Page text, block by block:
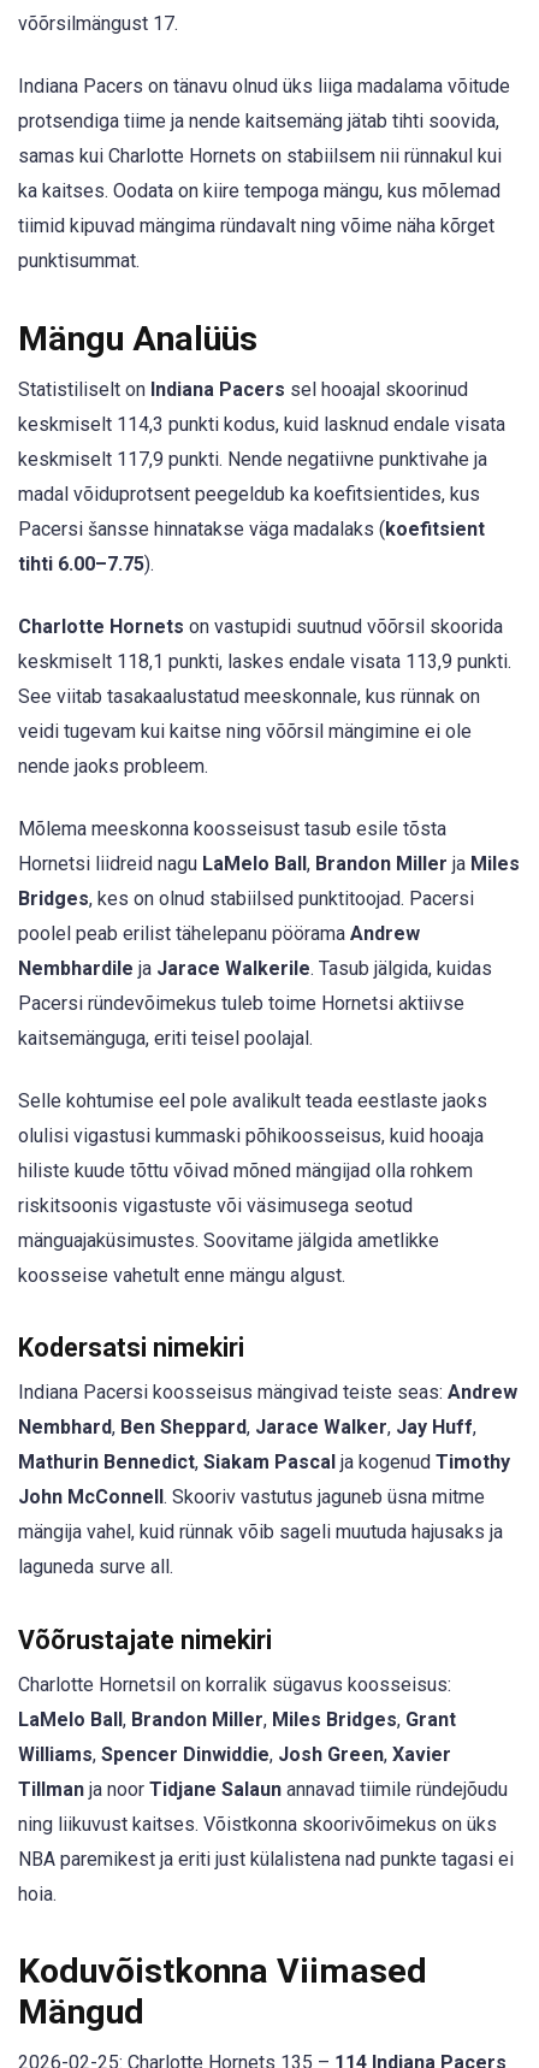
võõrsilmängust 17.
Indiana Pacers on tänavu olnud üks liiga madalama võitude
protsendiga tiime ja nende kaitsemäng jätab tihti soovida,
samas kui Charlotte Hornets on stabiilsem nii rünnakul kui
ka kaitses. Oodata on kiire tempoga mängu, kus mõlemad
tiimid kipuvad mängima ründavalt ning võime näha kõrget
punktisummat.
Mängu Analüüs
Statistiliselt on Indiana Pacers sel hooajal skoorinud
keskmiselt 114,3 punkti kodus, kuid lasknud endale visata
keskmiselt 117,9 punkti. Nende negatiivne punktivahe ja
madal võiduprotsent peegeldub ka koefitsientides, kus
Pacersi šansse hinnatakse väga madalaks (koefitsient
tihti 6.00–7.75).
Charlotte Hornets on vastupidi suutnud võõrsil skoorida
keskmiselt 118,1 punkti, laskes endale visata 113,9 punkti.
See viitab tasakaalustatud meeskonnale, kus rünnak on
veidi tugevam kui kaitse ning võõrsil mängimine ei ole
nende jaoks probleem.
Mõlema meeskonna koosseisust tasub esile tõsta
Hornetsi liidreid nagu LaMelo Ball, Brandon Miller ja Miles
Bridges, kes on olnud stabiilsed punktitoojad. Pacersi
poolel peab erilist tähelepanu pöörama Andrew
Nembhardile ja Jarace Walkerile. Tasub jälgida, kuidas
Pacersi ründevõimekus tuleb toime Hornetsi aktiivse
kaitsemänguga, eriti teisel poolajal.
Selle kohtumise eel pole avalikult teada eestlaste jaoks
olulisi vigastusi kummaski põhikoosseisus, kuid hooaja
hiliste kuude tõttu võivad mõned mängijad olla rohkem
riskitsoonis vigastuste või väsimusega seotud
mänguajaküsimustes. Soovitame jälgida ametlikke
koosseise vahetult enne mängu algust.
Kodersatsi nimekiri
Indiana Pacersi koosseisus mängivad teiste seas: Andrew
Nembhard, Ben Sheppard, Jarace Walker, Jay Huff,
Mathurin Bennedict, Siakam Pascal ja kogenud Timothy
John McConnell . Skooriv vastutus jaguneb üsna mitme
mängija vahel, kuid rünnak võib sageli muutuda hajusaks ja
laguneda surve all.
Võõrustajate nimekiri
Charlotte Hornetsil on korralik sügavus koosseisus:
LaMelo Ball, Brandon Miller, Miles Bridges, Grant
Williams, Spencer Dinwiddie, Josh Green, Xavier
Tillman ja noor Tidjane Salaun annavad tiimile ründejõudu
ning liikuvust kaitses. Võistkonna skoorivõimekus on üks
NBA paremikest ja eriti just külalistena nad punkte tagasi ei
hoia.
Koduvõistkonna Viimased
Mängud
2026-02-25: Charlotte Hornets 135 – 114 Indiana Pacers